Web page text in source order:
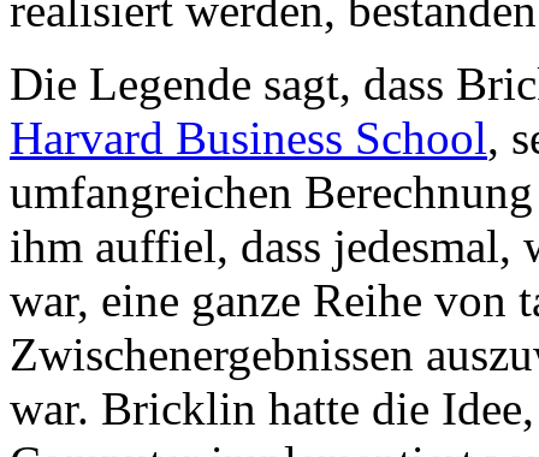
Die Legende sagt, dass
Harvard Business School,
umfangreichen
ihm auffiel, dass jedesmal,
war, eine ganze Reihe von
Zwischenergebnissen
war. Bricklin hatte die Idee,